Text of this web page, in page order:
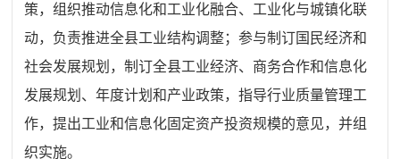
策，组织推动信息化和工业化融合、工业化与城镇化联
动，负责推进全县工业结构调整；参与制订国民经济和
社会发展规划，制订全县工业经济、商务合作和信息化
发展规划、年度计划和产业政策，指导行业质量管理工
作，提出工业和信息化固定资产投资规模的意见，并组
织实施。